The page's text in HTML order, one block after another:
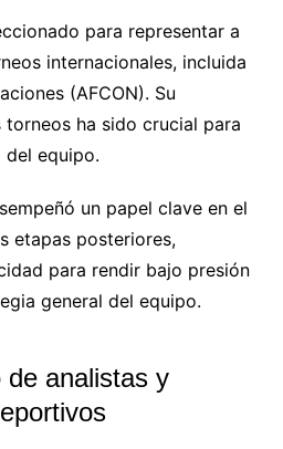
para representar a
internacionales, incluida
(AFCON). Su
ha sido crucial para
equipo.
un papel clave en el
etapas posteriores,
para rendir bajo presión
general del equipo.
de analistas y